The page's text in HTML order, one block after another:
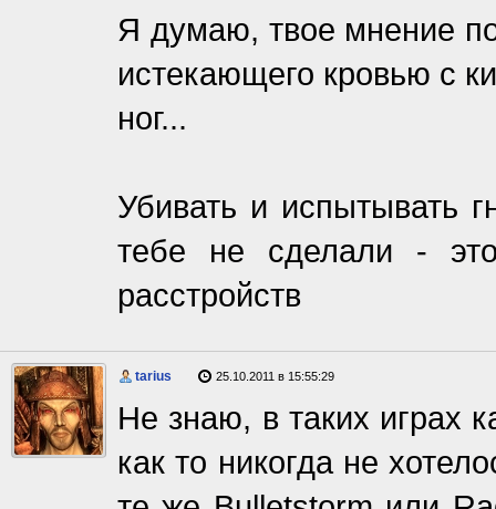
Я думаю, твое мнение
истекающего кровью с
ног...
Убивать и испытывать
тебе не сделали -
расстройств
tarius 25.10.2011 в 15:55:29
Не знаю, в таких играх
как то никогда не